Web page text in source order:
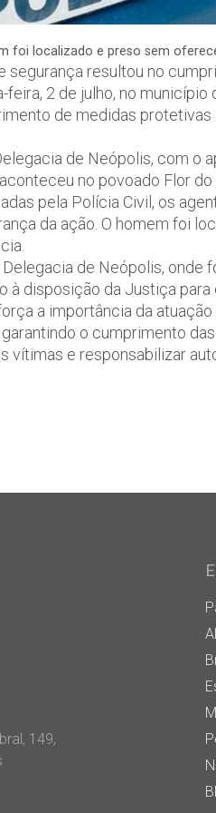
foi localizado e preso sem
segurança resultou no
2 de julho, no
de medidas
de Neópolis, com o
no povoado Flor do
pela Polícia Civil, os
da ação. O homem foi
de Neópolis,
à disposição da Justiça
a importância da
o cumprimento
vítimas e responsabilizar
149,